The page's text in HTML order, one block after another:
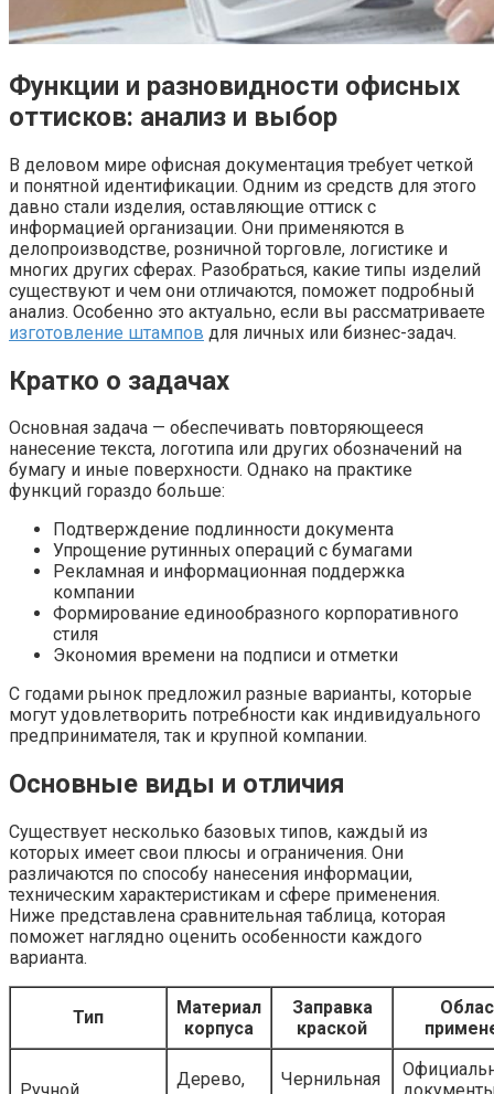
Функции и разновидности офисных
оттисков: анализ и выбор
В деловом мире офисная документация требует четкой
и понятной идентификации. Одним из средств для этого
давно стали изделия, оставляющие оттиск с
информацией организации. Они применяются в
делопроизводстве, розничной торговле, логистике и
многих других сферах. Разобраться, какие типы изделий
существуют и чем они отличаются, поможет подробный
анализ. Особенно это актуально, если вы рассматриваете
изготовление штампов для личных или бизнес-задач.
Кратко о задачах
Основная задача — обеспечивать повторяющееся
нанесение текста, логотипа или других обозначений на
бумагу и иные поверхности. Однако на практике
функций гораздо больше:
Подтверждение подлинности документа
Упрощение рутинных операций с бумагами
Рекламная и информационная поддержка
компании
Формирование единообразного корпоративного
стиля
Экономия времени на подписи и отметки
С годами рынок предложил разные варианты, которые
могут удовлетворить потребности как индивидуального
предпринимателя, так и крупной компании.
Основные виды и отличия
Существует несколько базовых типов, каждый из
которых имеет свои плюсы и ограничения. Они
различаются по способу нанесения информации,
техническим характеристикам и сфере применения.
Ниже представлена сравнительная таблица, которая
поможет наглядно оценить особенности каждого
варианта.
Тип
Материал
корпуса
Заправка
краской
Дерево,
Чернильная